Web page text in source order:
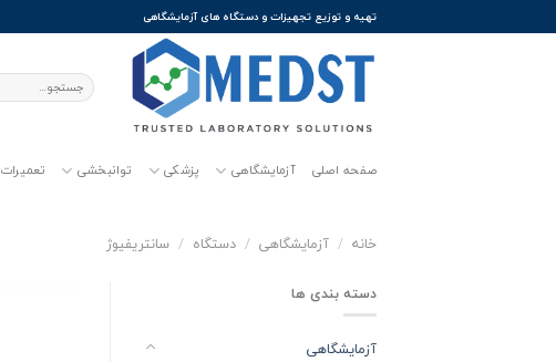
to
تهیه و توزیع تجهیزات و دستگاه های آزمایشگاهی
جستجو
برای:
صفحه اصلی آزمایشگاهی پزشکی توانبخشی تعمیرات
خانه / آزمایشگاهی / دستگاه / سانتریفیوژ
دسته بندی ها
آزمایشگاهی